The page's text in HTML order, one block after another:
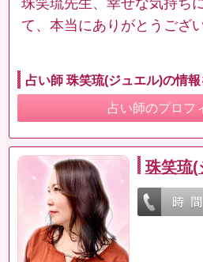
て、本当にありがとうござ
占い師 珠笑琉(ジュエル)の情
占い師のプロフ
珠笑琉(